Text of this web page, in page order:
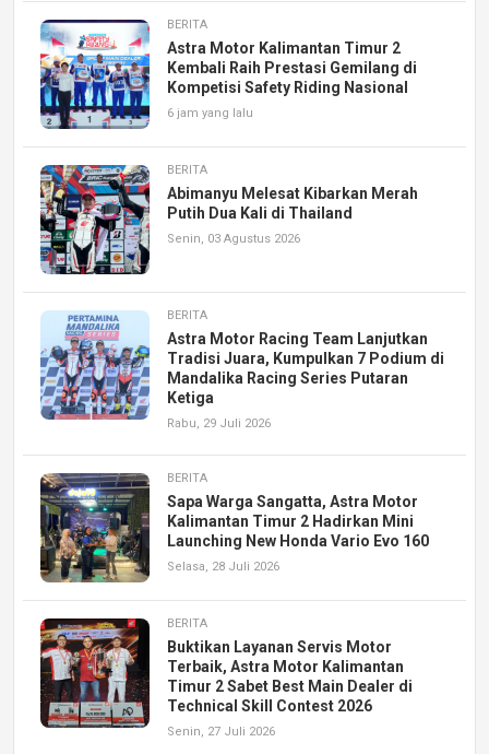
BERITA
Astra Motor Kalimantan Timur 2
Kembali Raih Prestasi Gemilang di
Kompetisi Safety Riding Nasional
6 jam yang lalu
BERITA
Abimanyu Melesat Kibarkan Merah
Putih Dua Kali di Thailand
Senin, 03 Agustus 2026
BERITA
Astra Motor Racing Team Lanjutkan
Tradisi Juara, Kumpulkan 7 Podium di
Mandalika Racing Series Putaran
Ketiga
Rabu, 29 Juli 2026
BERITA
Sapa Warga Sangatta, Astra Motor
Kalimantan Timur 2 Hadirkan Mini
Launching New Honda Vario Evo 160
Selasa, 28 Juli 2026
BERITA
Buktikan Layanan Servis Motor
Terbaik, Astra Motor Kalimantan
Timur 2 Sabet Best Main Dealer di
Technical Skill Contest 2026
Senin, 27 Juli 2026